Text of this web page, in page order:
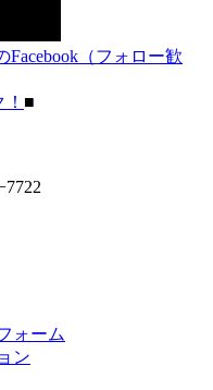
（フォロー歓
■
ォーム
ン